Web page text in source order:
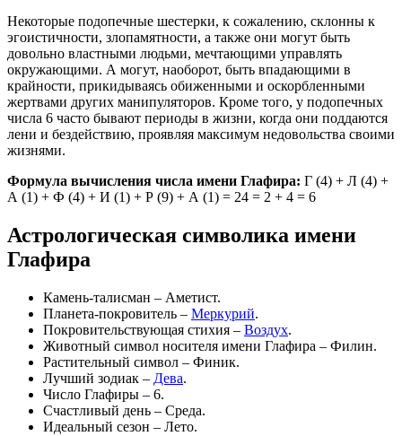
Некоторые подопечные шестерки, к сожалению, склонны к
эгоистичности, злопамятности, а также они могут быть
довольно властными людьми, мечтающими управлять
окружающими. А могут, наоборот, быть впадающими в
крайности, прикидываясь обиженными и оскорбленными
жертвами других манипуляторов. Кроме того, у подопечных
числа 6 часто бывают периоды в жизни, когда они поддаются
лени и бездействию, проявляя максимум недовольства своими
жизнями.
Формула вычисления числа имени Глафира: Г (4) + Л (4) +
А (1) + Ф (4) + И (1) + Р (9) + А (1) = 24 = 2 + 4 = 6
Астрологическая символика имени
Глафира
Камень-талисман – Аметист.
Планета-покровитель – Меркурий.
Покровительствующая стихия – Воздух.
Животный символ носителя имени Глафира – Филин.
Растительный символ – Финик.
Лучший зодиак – Дева.
Число Глафиры – 6.
Счастливый день – Среда.
Идеальный сезон – Лето.